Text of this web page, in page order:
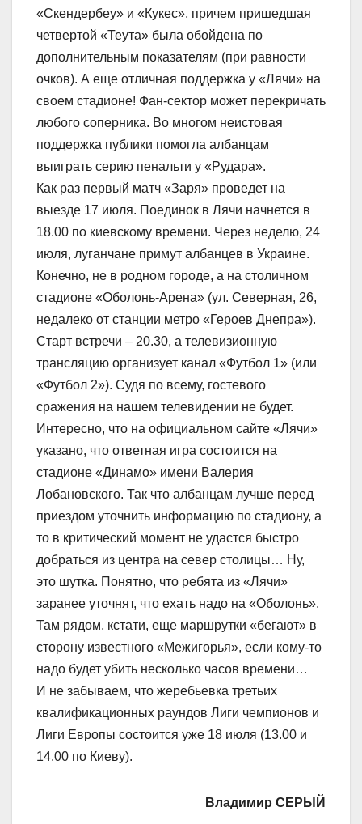
«Скендербеу» и «Кукес», причем пришедшая
четвертой «Теута» была обойдена по
дополнительным показателям (при равности
очков). А еще отличная поддержка у «Лячи» на
своем стадионе! Фан-сектор может перекричать
любого соперника. Во многом неистовая
поддержка публики помогла албанцам
выиграть серию пенальти у «Рудара».
Как раз первый матч «Заря» проведет на
выезде 17 июля. Поединок в Лячи начнется в
18.00 по киевскому времени. Через неделю, 24
июля, луганчане примут албанцев в Украине.
Конечно, не в родном городе, а на столичном
стадионе «Оболонь-Арена» (ул. Северная, 26,
недалеко от станции метро «Героев Днепра»).
Старт встречи – 20.30, а телевизионную
трансляцию организует канал «Футбол 1» (или
«Футбол 2»). Судя по всему, гостевого
сражения на нашем телевидении не будет.
Интересно, что на официальном сайте «Лячи»
указано, что ответная игра состоится на
стадионе «Динамо» имени Валерия
Лобановского. Так что албанцам лучше перед
приездом уточнить информацию по стадиону, а
то в критический момент не удастся быстро
добраться из центра на север столицы… Ну,
это шутка. Понятно, что ребята из «Лячи»
заранее уточнят, что ехать надо на «Оболонь».
Там рядом, кстати, еще маршрутки «бегают» в
сторону известного «Межигорья», если кому-то
надо будет убить несколько часов времени…
И не забываем, что жеребьевка третьих
квалификационных раундов Лиги чемпионов и
Лиги Европы состоится уже 18 июля (13.00 и
14.00 по Киеву).
Владимир СЕРЫЙ